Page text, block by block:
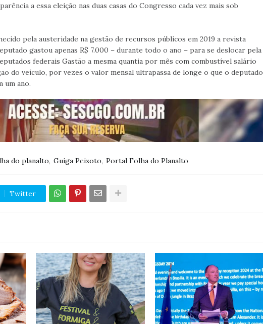
a essa eleição nas duas casas do Congresso cada vez mais sob
pela austeridade na gestão de recursos públicos em 2019 a revista
gastou apenas R$ 7.000 – durante todo o ano – para se deslocar pela
federais Gastão a mesma quantia por mês com combustível salário
do veículo, por vezes o valor mensal ultrapassa de longe o que o deputado
um ano.
do planalto Guiga Peixoto Portal Folha do Planalto
Twitter